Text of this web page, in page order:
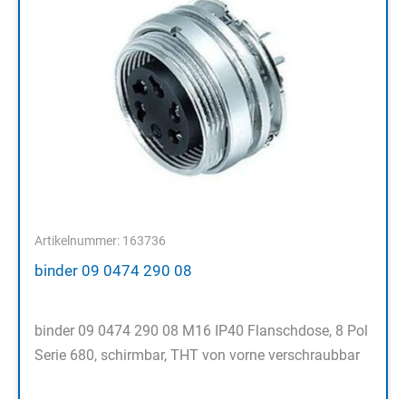
Artikelnummer: 163736
binder 09 0474 290 08
binder 09 0474 290 08 M16 IP40 Flanschdose, 8 Pol
Serie 680, schirmbar, THT von vorne verschraubbar